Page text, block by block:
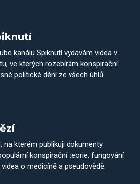
kanálu Spiknutí vydávám videa v
ve kterých rozebírám konspirační
politické dění ze všech úhlů.
na kterém publikuji dokumenty
konspirační teorie, fungování
o medicíně a pseudovědě.